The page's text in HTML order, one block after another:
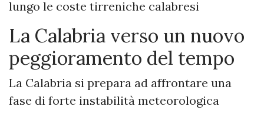
lungo le coste tirreniche calabresi
La Calabria verso un nuovo
peggioramento del tempo
La Calabria si prepara ad affrontare una
fase di forte instabilità meteorologica